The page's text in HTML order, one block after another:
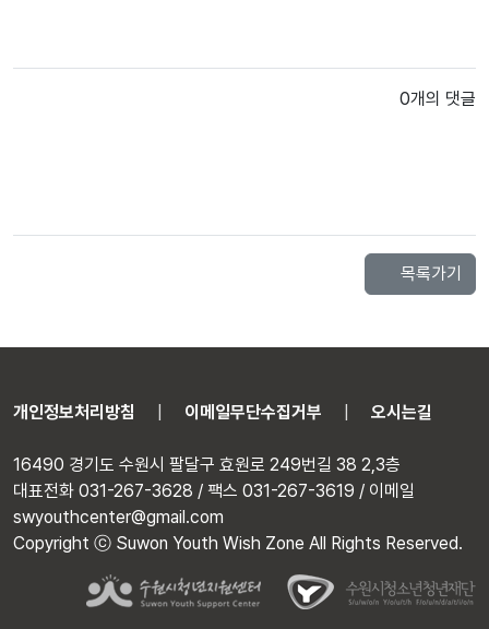
0개의 댓글
목록가기
개인정보처리방침 이메일무단수집거부 오시는길
16490 경기도 수원시 팔달구 효원로 249번길 38 2,3층
대표전화 031-267-3628 / 팩스 031-267-3619 / 이메일
swyouthcenter@gmail.com
Copyright ⓒ Suwon Youth Wish Zone All Rights Reserved.